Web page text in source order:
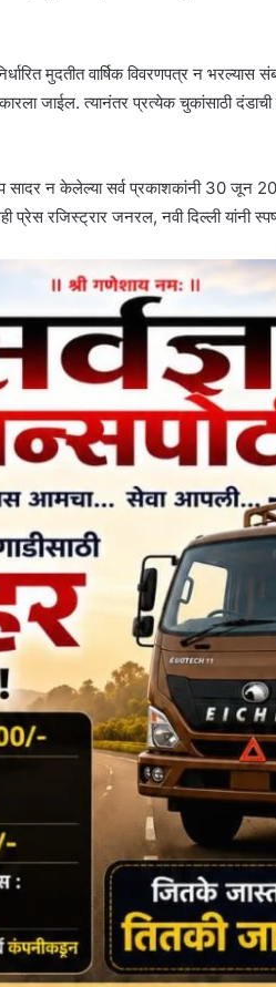
मुदतीत वार्षिक विवरणपत्र न
जाईल. त्यानंतर प्रत्येक चुकांसाठी
सादर न केलेल्या सर्व प्रकाशकांनी 30 जून
प्रेस रजिस्ट्रार जनरल, नवी दिल्ली यांनी